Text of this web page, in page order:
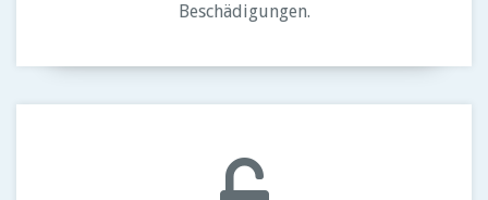
Beschädigungen.